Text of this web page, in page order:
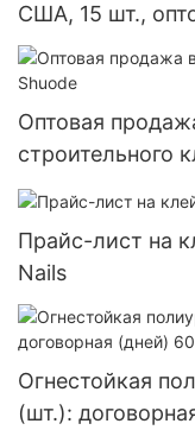
США, 15 шт.,
- Shuode
Оптовая
строительного
Прайс-лист на
Nails
Огнестойкая
(шт.):